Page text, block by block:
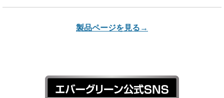
製品ページを見る→